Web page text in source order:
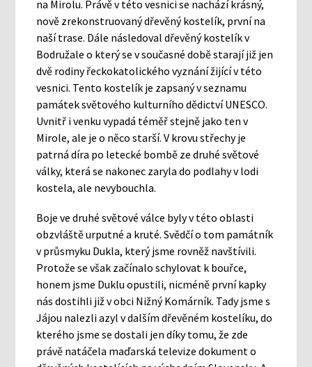
na Mirolu. Právě v této vesnici se nachází krásný,
nově zrekonstruovaný dřevěný kostelík, první na
naší trase. Dále následoval dřevěný kostelík v
Bodružale o který se v současné době starají již jen
dvě rodiny řeckokatolického vyznání žijící v této
vesnici. Tento kostelík je zapsaný v seznamu
památek světového kulturního dědictví UNESCO.
Uvnitř i venku vypadá téměř stejně jako ten v
Mirole, ale je o něco starší. V krovu střechy je
patrná díra po letecké bombě ze druhé světové
války, která se nakonec zaryla do podlahy v lodi
kostela, ale nevybouchla.
Boje ve druhé světové válce byly v této oblasti
obzvláště urputné a kruté. Svědčí o tom památník
v průsmyku Dukla, který jsme rovněž navštívili.
Protože se však začínalo schylovat k bouřce,
honem jsme Duklu opustili, nicméně první kapky
nás dostihli již v obci Nižný Komárník. Tady jsme s
Jájou nalezli azyl v dalším dřevěném kostelíku, do
kterého jsme se dostali jen díky tomu, že zde
právě natáčela maďarská televize dokument o